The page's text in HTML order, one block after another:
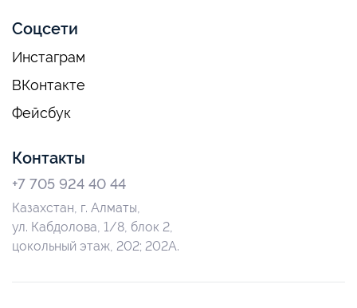
Соцсети
Инстаграм
ВКонтакте
Фейсбук
Контакты
+7 705 924 40 44
Казахстан, г. Алматы,
ул. Кабдолова, 1/8, блок 2,
цокольный этаж, 202; 202А.